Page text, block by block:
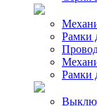
Рамки
Рамки